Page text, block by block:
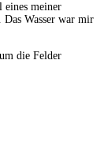
eines meiner
Wasser war mir
die Felder